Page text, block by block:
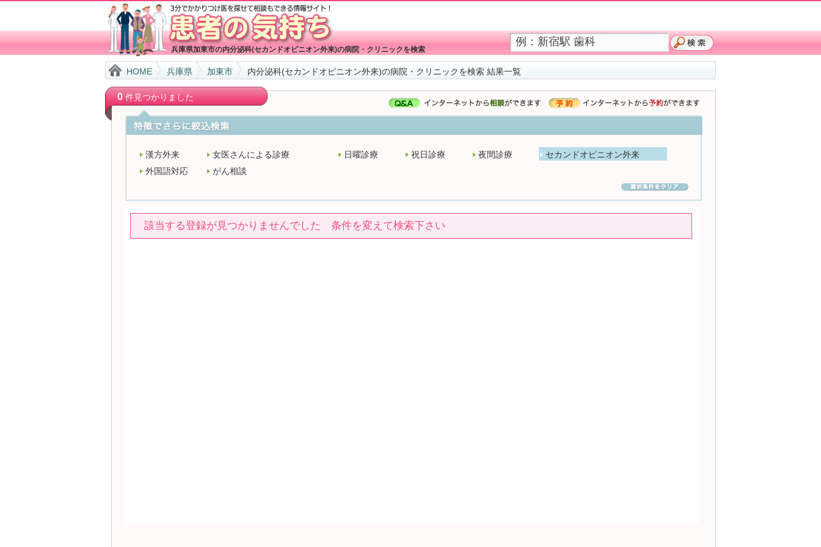
兵庫県加東市の内分泌科(セカンドオピニオン外来)の病院・クリニックを検索
HOME 兵庫県 加東市 内分泌科(セカンドオピニオン外来)の病院・クリニックを検索 結果一覧
0件見つかりました
漢方外来 女医さんによる診療 日曜診療 祝日診療 夜間診療
セカンドオピニオン外来
外国語対応
がん相談
該当する登録が見つかりませんでした 条件を変えて検索下さい